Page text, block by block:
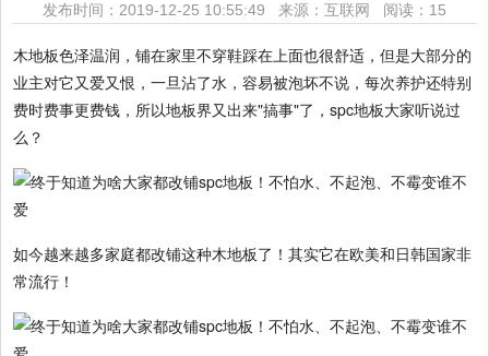
发布时间：2019-12-25 10:55:49 来源：互联网 阅读：15
木地板色泽温润，铺在家里不穿鞋踩在上面也很舒适，但是大部分的
业主对它又爱又恨，一旦沾了水，容易被泡坏不说，每次养护还特别
费时费事更费钱，所以地板界又出来"搞事"了，spc地板大家听说过
么？
如今越来越多家庭都改铺这种木地板了！其实它在欧美和日韩国家非
常流行！